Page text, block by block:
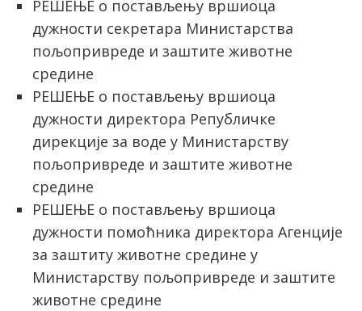
РЕШЕЊЕ о постављењу вршиоца
дужности секретара Министарства
пољопривреде и заштите животне
средине
РЕШЕЊЕ о постављењу вршиоца
дужности директора Републичке
дирекције за воде у Министарству
пољопривреде и заштите животне
средине
РЕШЕЊЕ о постављењу вршиоца
дужности помоћника директора Агенције
за заштиту животне средине у
Министарству пољопривреде и заштите
животне средине